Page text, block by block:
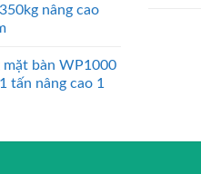
nâng cao
mặt bàn WP1000
tấn nâng cao 1